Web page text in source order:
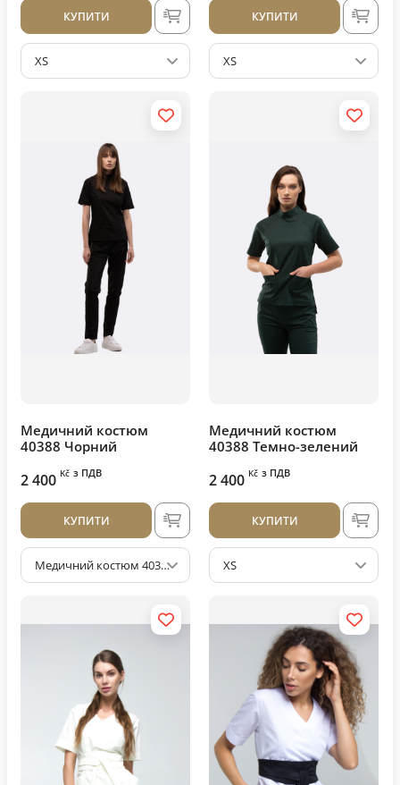
КУПИТИ
XS
КУПИТИ
XS
Медичний костюм
40388 Чорний
2 400 Kč з ПДВ
КУПИТИ
Медичний костюм 40388 Чорний
Медичний костюм
40388 Темно-зелений
2 400 Kč з ПДВ
КУПИТИ
XS